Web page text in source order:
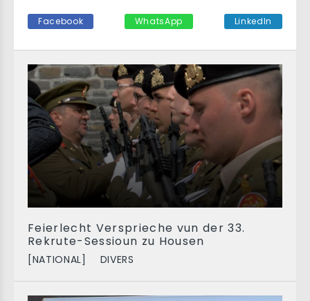
Feierlecht Versprieche vun der 33.
Rekrute-Sessioun zu Housen
[NATIONAL] DIVERS
Facebook WhatsApp LinkedIn